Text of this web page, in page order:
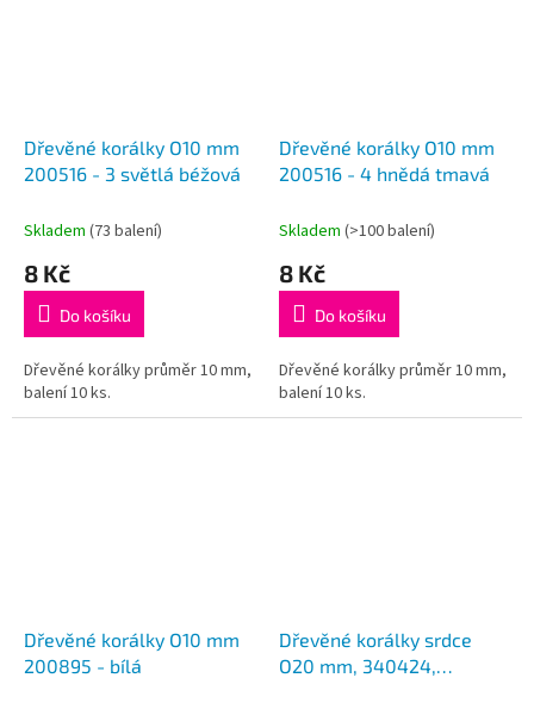
Dřevěné korálky O10 mm
200516 - 3 světlá béžová
Skladem (73 balení)
8 Kč
Do košíku
Dřevěné korálky průměr 10 mm,
balení 10 ks.
Dřevěné korálky O10 mm
200516 - 4 hnědá tmavá
Skladem (>100 balení)
8 Kč
Do košíku
Dřevěné korálky průměr 10 mm,
balení 10 ks.
Dřevěné korálky O10 mm
200895 - bílá
Dřevěné korálky srdce
O20 mm, 340424,